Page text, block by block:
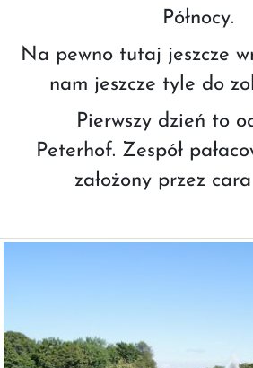
Północy.
Na pewno tutaj jeszcze
nam jeszcze tyle do
Pierwszy dzień to
Peterhof. Zespół
założony przez